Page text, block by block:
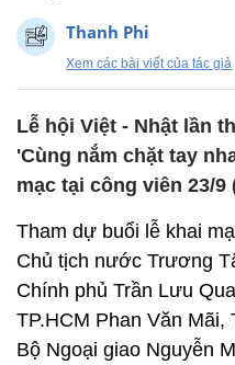
Thanh Phi
Xem các bài viết của tác giả
Lễ hội Việt - Nhật lần
'Cùng nắm chặt tay
mạc tại công viên 23/9
Tham dự buổi lễ khai
Chủ tịch nước Trương
Chính phủ Trần Lưu
TP.HCM Phan Văn
Bộ Ngoại giao Nguyễn